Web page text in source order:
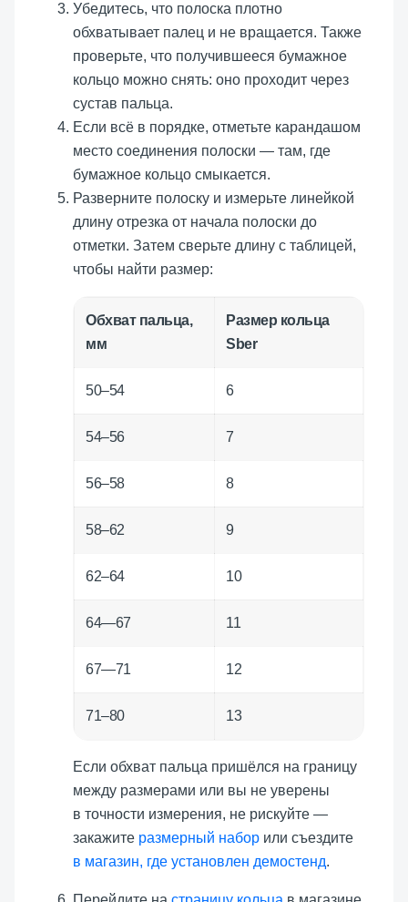
Убедитесь, что полоска плотно
обхватывает палец и не вращается. Также
проверьте, что получившееся бумажное
кольцо можно снять: оно проходит через
сустав пальца.
Если всё в порядке, отметьте карандашом
место соединения полоски — там, где
бумажное кольцо смыкается.
Разверните полоску и измерьте линейкой
длину отрезка от начала полоски до
отметки. Затем сверьте длину с таблицей,
чтобы найти размер:
Обхват пальца,
мм
Размер кольца
Sber
50–54 6
54–56 7
56–58 8
58–62 9
62–64 10
64—67 11
67—71 12
71–80 13
Если обхват пальца пришёлся на границу
между размерами или вы не уверены
в точности измерения, не рискуйте —
закажите размерный набор или съездите
в магазин, где установлен демостенд.